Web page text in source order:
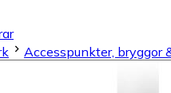
Accesspunkter, bryggor